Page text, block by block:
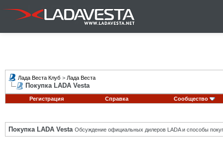
Лада Веста Клуб > Лада Веста
Покупка LADA Vesta
Регистрация Справка Сообщество
Покупка LADA Vesta Обсуждение официальных дилеров LADA и способы